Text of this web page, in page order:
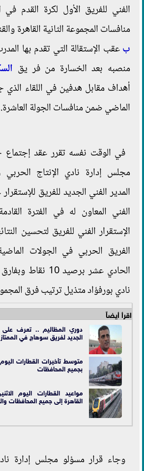
الفني للفريق الأول لكرة القدم في
منافسات المجموعة الثانية القاهرة
بعقب الإستقالة التي تقدم بها
منصبه بعد الخسارة من فر يق
أهداف مقابل هدفين في اللقاء الذي
الماضي ضمن منافسات الجولة العاشرة.
في الوقت نفسه تقرر عقد
مجلس إدارة نادي الإنتاج الحربي
المدير الفني الجديد للفريق
الفني المعاون له في الفترة
الإستقرار الفني للفريق لتحسين
الفريق الحربي في الجولات
نادي بورفؤاد متذيل ترتيب فرق
اقرأ أيضاً
دوري المظاليم .. تعرف على
الجديد لفريق سوهاج في
بجميع المحافظات
القاهرة إلى جميع المحافظات
وجاء قرار مسؤلو مجلس إدارة